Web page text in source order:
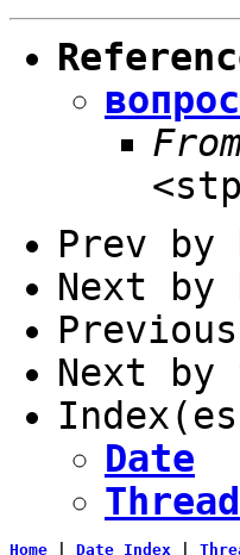
Prev by
Next by
Next by
Date
Thread
Home Date Index